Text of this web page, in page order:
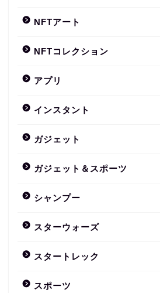
NFTアート
NFTコレクション
アプリ
インスタント
ガジェット
ガジェット＆スポーツ
シャンプー
スターウォーズ
スタートレック
スポーツ